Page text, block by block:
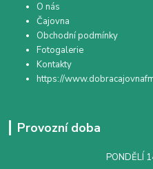
O nás
Čajovna
Obchodní podmínky
Fotogalerie
Kontakty
https://
Provozní doba
PONDĚLÍ